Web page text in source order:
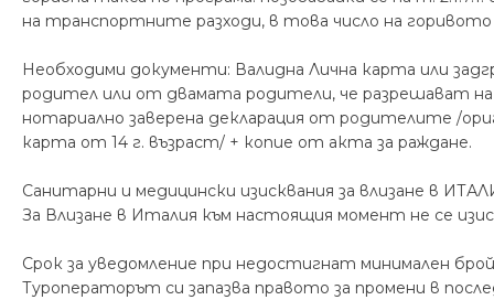
на транспортните разходи, в това число на
Необходими документи: Валидна Лична карта или
родител или от двамата родители, че разрешават
нотариално заверена декларация от родителите /
карта от 14 г. възраст/ + копие от акта за раждане.
Санитарни и медицински изисквания за влизане в
За Влизане в Италия към настоящия момент не се
Срок за уведомление при недостигнат минимален
Туроператорът си запазва правото за промени в